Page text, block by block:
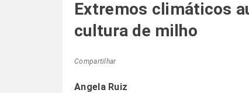
Extremos climáticos
cultura de milho
Compartilhar
Angela Ruiz